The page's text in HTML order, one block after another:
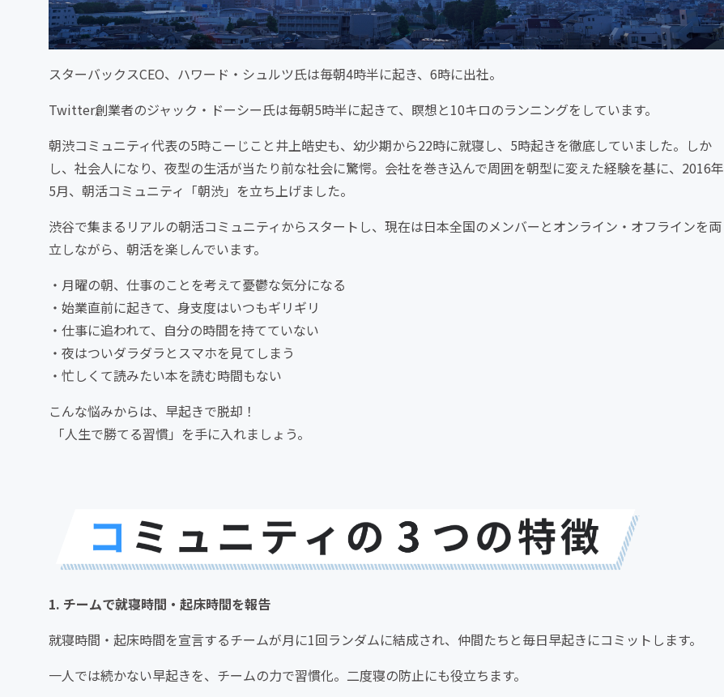
スターバックスCEO、ハワード・シュルツ氏は毎朝4時半に起き、6時に出社。
Twitter創業者のジャック・ドーシー氏は毎朝5時半に起きて、瞑想と10キロのランニングをしています。
朝渋コミュニティ代表の5時こーじこと井上皓史も、幼少期から22時に就寝し、5時起きを徹底していました。しか
し、社会人になり、夜型の生活が当たり前な社会に驚愕。会社を巻き込んで周囲を朝型に変えた経験を基に、2016年
5月、朝活コミュニティ「朝渋」を立ち上げました。
渋谷で集まるリアルの朝活コミュニティからスタートし、現在は日本全国のメンバーとオンライン・オフラインを両
立しながら、朝活を楽しんでいます。
・月曜の朝、仕事のことを考えて憂鬱な気分になる
・始業直前に起きて、身支度はいつもギリギリ
・仕事に追われて、自分の時間を持てていない
・夜はついダラダラとスマホを見てしまう
・忙しくて読みたい本を読む時間もない
こんな悩みからは、早起きで脱却！
「人生で勝てる習慣」を手に入れましょう。
1. チームで就寝時間・起床時間を報告
就寝時間・起床時間を宣言するチームが月に1回ランダムに結成され、仲間たちと毎日早起きにコミットします。
一人では続かない早起きを、チームの力で習慣化。二度寝の防止にも役立ちます。